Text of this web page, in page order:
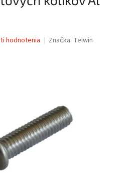
hodnotenia Značka: Telwin